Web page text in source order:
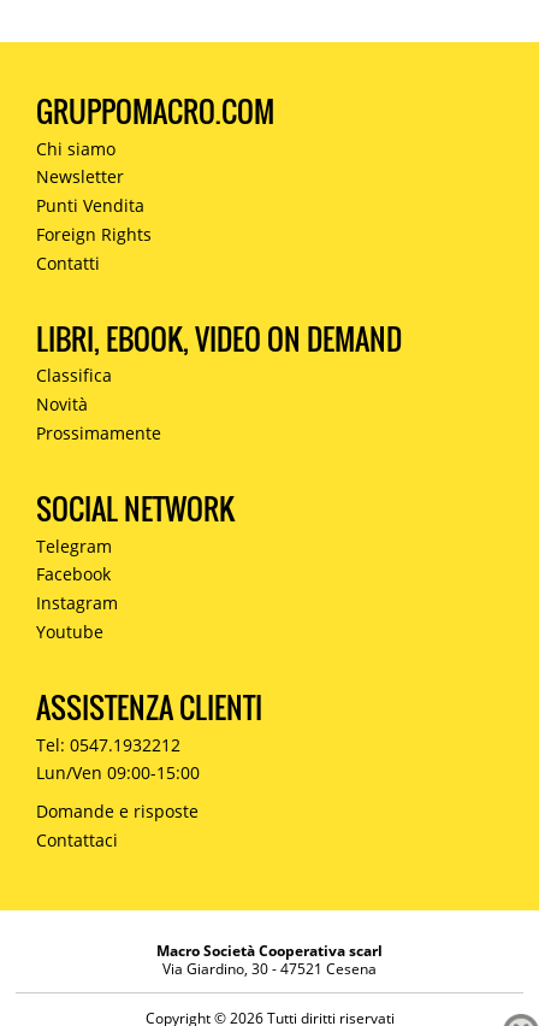
GRUPPOMACRO.COM
Chi siamo
Newsletter
Punti Vendita
Foreign Rights
Contatti
LIBRI, EBOOK, VIDEO ON DEMAND
Classifica
Novità
Prossimamente
SOCIAL NETWORK
Telegram
Facebook
Instagram
Youtube
ASSISTENZA CLIENTI
Tel: 0547.1932212
Lun/Ven 09:00-15:00
Domande e risposte
Contattaci
Macro Società Cooperativa scarl
Via Giardino, 30 - 47521 Cesena
Copyright © 2026 Tutti diritti riservati